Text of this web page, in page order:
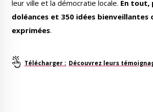
leur ville et la démocratie locale. En tout,
doléances et 350 idées bienveillantes
exprimées.
Découvrez leurs